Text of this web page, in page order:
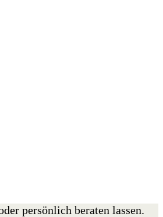
persönlich beraten lassen.